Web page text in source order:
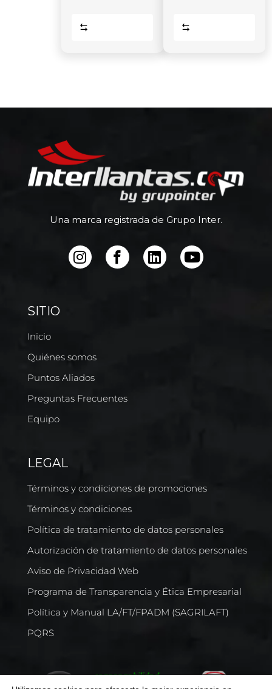
Una marca registrada de Grupo Inter.
SITIO
Inicio
Quiénes somos
Puntos Aliados
Preguntas Frecuentes
Equipo
LEGAL
Términos y condiciones de promociones
Términos y condiciones
Política de tratamiento de datos personales
Autorización de tratamiento de datos personales
Aviso de Privacidad Web
Programa de Transparencia y Ética Empresarial
Política y Manual LA/FT/FPADM (SAGRILAFT)
PQRS